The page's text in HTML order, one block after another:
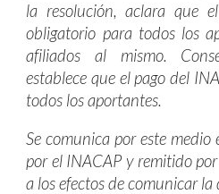
la resolución, aclara que
obligatorio para todos los
afiliados al mismo.
establece que el pago del
todos los aportantes.
Se comunica por este
por el INACAP y remitido
a los efectos de comunicar la